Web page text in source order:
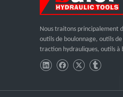
Nous traitons principalement
outils de boulonnage, outils
traction hydrauliques, outils